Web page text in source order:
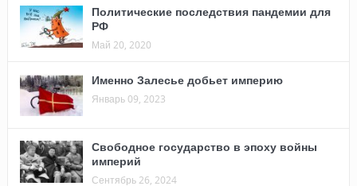
Политические последствия пандемии для
РФ
Май 20, 2020
Именно Залесье добьет империю
Январь 09, 2023
Свободное государство в эпоху войны
империй
Сентябрь 26, 2024